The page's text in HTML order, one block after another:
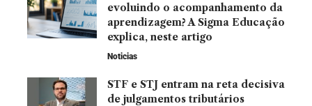
evoluindo o acompanhamento da
aprendizagem? A Sigma Educação
explica, neste artigo
Noticias
STF e STJ entram na reta decisiva
de julgamentos tributários